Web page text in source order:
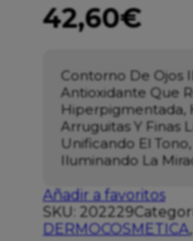
42,60€
Contorno De Ojos
Antioxidante Que
Hiperpigmentada,
Arruguitas Y Finas
Unificando El
Iluminando La
Añadir a favoritos
SKU: 202229
DERMOCOSMETICA,